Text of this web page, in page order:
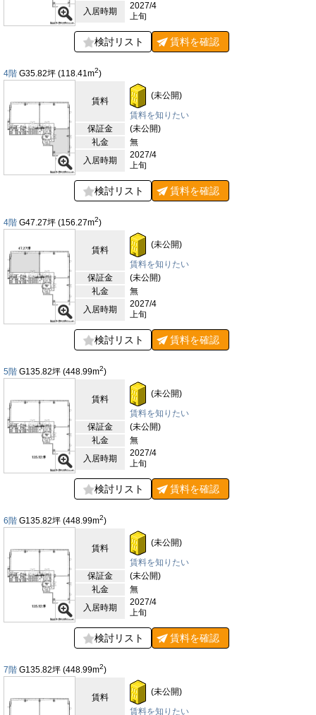
入居時期
2027/4
上旬
検討リスト 賃料を確認
4階 G35.82坪 (118.41m2)
賃料
(未公開)
賃料を知りたい
保証金
(未公開)
礼金
無
入居時期
2027/4
上旬
検討リスト 賃料を確認
4階 G47.27坪 (156.27m2)
賃料
(未公開)
賃料を知りたい
保証金
(未公開)
礼金
無
入居時期
2027/4
上旬
検討リスト 賃料を確認
5階 G135.82坪 (448.99m2)
賃料
(未公開)
賃料を知りたい
保証金
(未公開)
礼金
無
入居時期
2027/4
上旬
検討リスト 賃料を確認
6階 G135.82坪 (448.99m2)
賃料
(未公開)
賃料を知りたい
保証金
(未公開)
礼金
無
入居時期
2027/4
上旬
検討リスト 賃料を確認
7階 G135.82坪 (448.99m2)
賃料
(未公開)
賃料を知りたい